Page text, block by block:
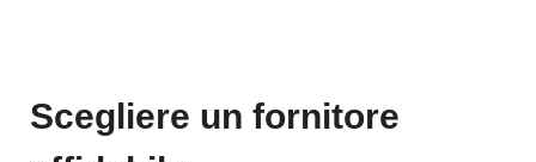
Scegliere un fornitore